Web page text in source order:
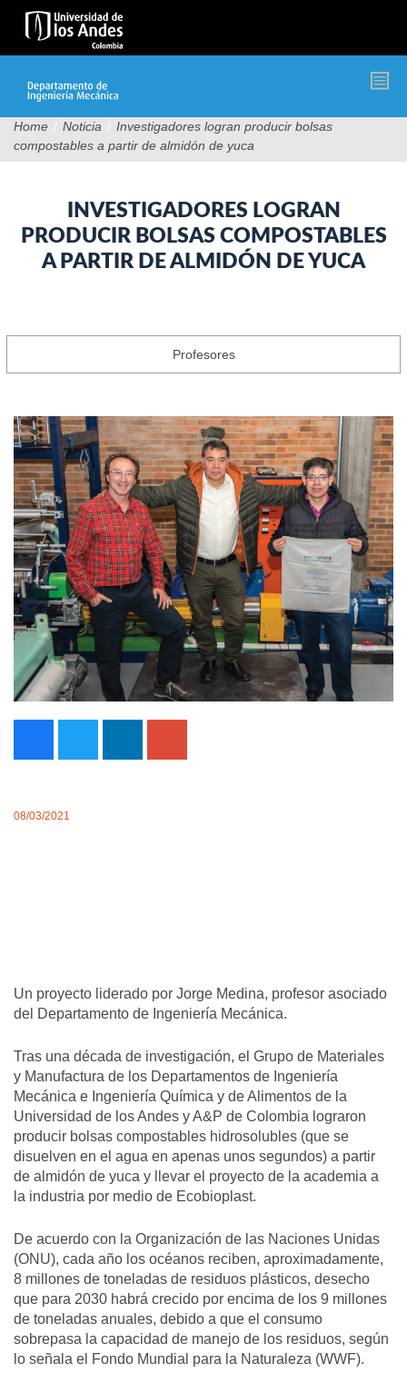
Pasar
contenido
Home / Noticia / Investigadores logran producir bolsas
compostables a partir de almidón de yuca
INVESTIGADORES LOGRAN
PRODUCIR BOLSAS COMPOSTABLES
A PARTIR DE ALMIDÓN DE YUCA
Profesores
08/03/2021
Un proyecto liderado por Jorge Medina, profesor asociado
del Departamento de Ingeniería Mecánica.
Tras una década de investigación, el Grupo de Materiales
y Manufactura de los Departamentos de Ingeniería
Mecánica e Ingeniería Química y de Alimentos de la
Universidad de los Andes y A&P de Colombia lograron
producir bolsas compostables hidrosolubles (que se
disuelven en el agua en apenas unos segundos) a partir
de almidón de yuca y llevar el proyecto de la academia a
la industria por medio de Ecobioplast.
De acuerdo con la Organización de las Naciones Unidas
(ONU), cada año los océanos reciben, aproximadamente,
8 millones de toneladas de residuos plásticos, desecho
que para 2030 habrá crecido por encima de los 9 millones
de toneladas anuales, debido a que el consumo
sobrepasa la capacidad de manejo de los residuos, según
lo señala el Fondo Mundial para la Naturaleza (WWF).